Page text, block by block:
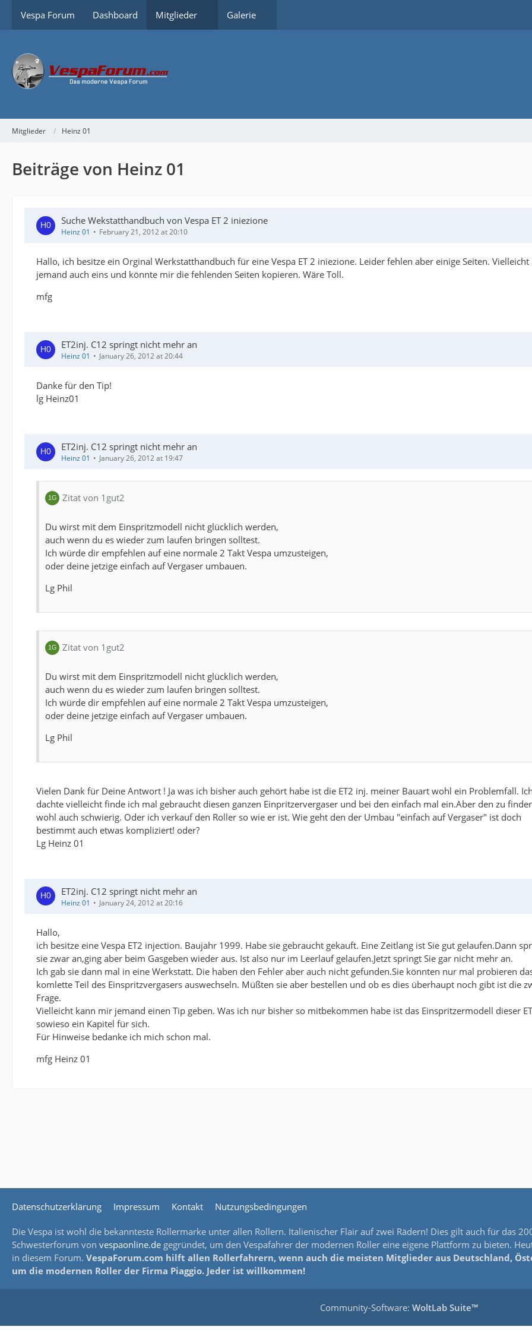
Vespa Forum Dashboard Mitglieder Galerie
Mitglieder Heinz 01
Beiträge von Heinz 01
Suche Wekstatthandbuch von Vespa ET 2 iniezione
Heinz 01 February 21, 2012 at 20:10
Hallo, ich besitze ein Orginal Werkstatthandbuch für eine Vespa ET 2 iniezione. Leider fehlen aber einige Seiten. Vielleicht
jemand auch eins und könnte mir die fehlenden Seiten kopieren. Wäre Toll.
mfg
ET2inj. C12 springt nicht mehr an
Heinz 01 January 26, 2012 at 20:44
Danke für den Tip!
lg Heinz01
ET2inj. C12 springt nicht mehr an
Heinz 01 January 26, 2012 at 19:47
Zitat von 1gut2
Du wirst mit dem Einspritzmodell nicht glücklich werden,
auch wenn du es wieder zum laufen bringen solltest.
Ich würde dir empfehlen auf eine normale 2 Takt Vespa umzusteigen,
oder deine jetzige einfach auf Vergaser umbauen.
Lg Phil
Zitat von 1gut2
Du wirst mit dem Einspritzmodell nicht glücklich werden,
auch wenn du es wieder zum laufen bringen solltest.
Ich würde dir empfehlen auf eine normale 2 Takt Vespa umzusteigen,
oder deine jetzige einfach auf Vergaser umbauen.
Lg Phil
Vielen Dank für Deine Antwort ! Ja was ich bisher auch gehört habe ist die ET2 inj. meiner Bauart wohl ein Problemfall.
dachte vielleicht finde ich mal gebraucht diesen ganzen Einpritzervergaser und bei den einfach mal ein.Aber den zu
wohl auch schwierig. Oder ich verkauf den Roller so wie er ist. Wie geht den der Umbau "einfach auf Vergaser" ist doch
bestimmt auch etwas kompliziert! oder?
Lg Heinz 01
ET2inj. C12 springt nicht mehr an
Heinz 01 January 24, 2012 at 20:16
Hallo,
ich besitze eine Vespa ET2 injection. Baujahr 1999. Habe sie gebraucht gekauft. Eine Zeitlang ist Sie gut gelaufen.Dann
sie zwar an,ging aber beim Gasgeben wieder aus. Ist also nur im Leerlauf gelaufen.Jetzt springt Sie gar nicht mehr an.
Ich gab sie dann mal in eine Werkstatt. Die haben den Fehler aber auch nicht gefunden.Sie könnten nur mal probieren
komlette Teil des Einspritzvergasers auswechseln. Müßten sie aber bestellen und ob es dies überhaupt noch gibt ist die
Frage.
Vielleicht kann mir jemand einen Tip geben. Was ich nur bisher so mitbekommen habe ist das Einspritzermodell dieser
sowieso ein Kapitel für sich.
Für Hinweise bedanke ich mich schon mal.
mfg Heinz 01
Datenschutzerklärung Impressum Kontakt Nutzungsbedingungen
Die Vespa ist wohl die bekannteste Rollermarke unter allen Rollern. Italienischer Flair auf zwei Rädern! Dies gilt auch für das
Schwesterforum von vespaonline.de gegründet, um den Vespafahrer der modernen Roller eine eigene Plattform zu bieten.
in diesem Forum. VespaForum.com hilft allen Rollerfahrern, wenn auch die meisten Mitglieder aus Deutschland,
um die modernen Roller der Firma Piaggio. Jeder ist willkommen!
Community-Software: WoltLab Suite™